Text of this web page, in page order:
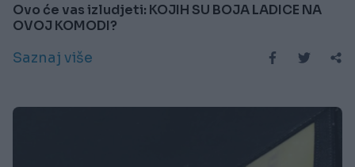
Ovo će vas izludjeti: KOJIH SU BOJA LADICE NA
OVOJ KOMODI?
Saznaj više